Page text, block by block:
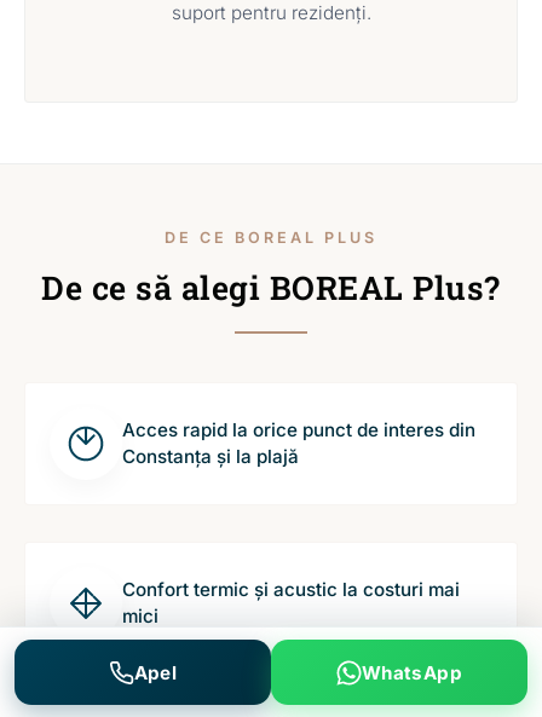
suport pentru rezidenți.
DE CE BOREAL PLUS
De ce să alegi BOREAL Plus?
Acces rapid la orice punct de interes din
Constanța și la plajă
Confort termic și acustic la costuri mai
mici
Apel WhatsApp